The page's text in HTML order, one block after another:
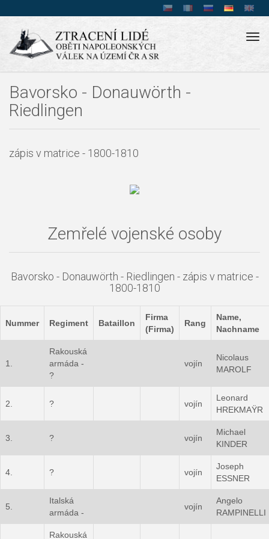
Bavorsko - Donauwörth -
Riedlingen
zápis v matrice - 1800-1810
Zemřelé vojenské osoby
Bavorsko - Donauwörth - Riedlingen - zápis v matrice -
1800-1810
Nummer Regiment Bataillon
Firma
(Firma)
Rang
Name,
Nachname
1.
Rakouská
armáda -
?
vojín
Nicolaus
MAROLF
2. ? vojín
Leonard
HREKMAŸR
3. ? vojín
Michael
KINDER
4. ? vojín
Joseph
ESSNER
5.
Italská
armáda -
vojín
Angelo
RAMPINELLI
Rakouská